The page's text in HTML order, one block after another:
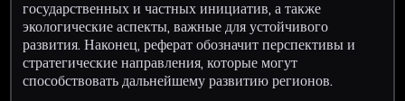
государственных и частных инициатив, а также
экологические аспекты, важные для устойчивого
развития. Наконец, реферат обозначит перспективы и
стратегические направления, которые могут
способствовать дальнейшему развитию регионов.